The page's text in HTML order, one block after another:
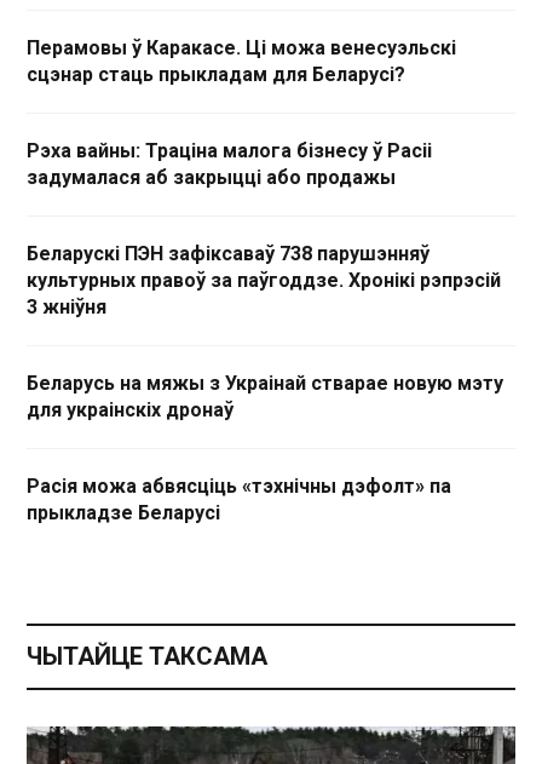
Перамовы ў Каракасе. Ці можа венесуэльскі
сцэнар стаць прыкладам для Беларусі?
Рэха вайны: Траціна малога бізнесу ў Расіі
задумалася аб закрыцці або продажы
Беларускі ПЭН зафіксаваў 738 парушэнняў
культурных правоў за паўгоддзе. Хронікі рэпрэсій
3 жніўня
Беларусь на мяжы з Украінай стварае новую мэту
для украінскіх дронаў
Расія можа абвясціць «тэхнічны дэфолт» па
прыкладзе Беларусі
ЧЫТАЙЦЕ ТАКСАМА